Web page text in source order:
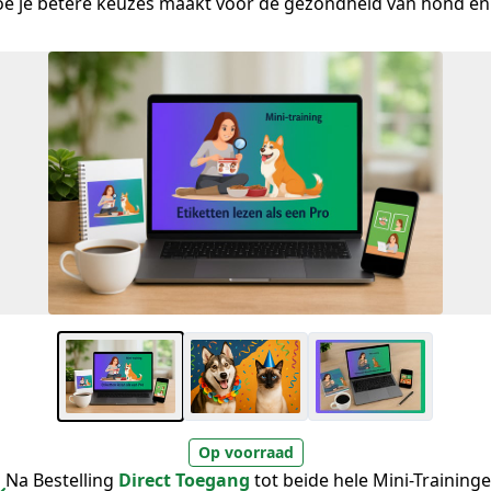
Op voorraad
Na Bestelling Direct Toegang tot beide hele Mini-